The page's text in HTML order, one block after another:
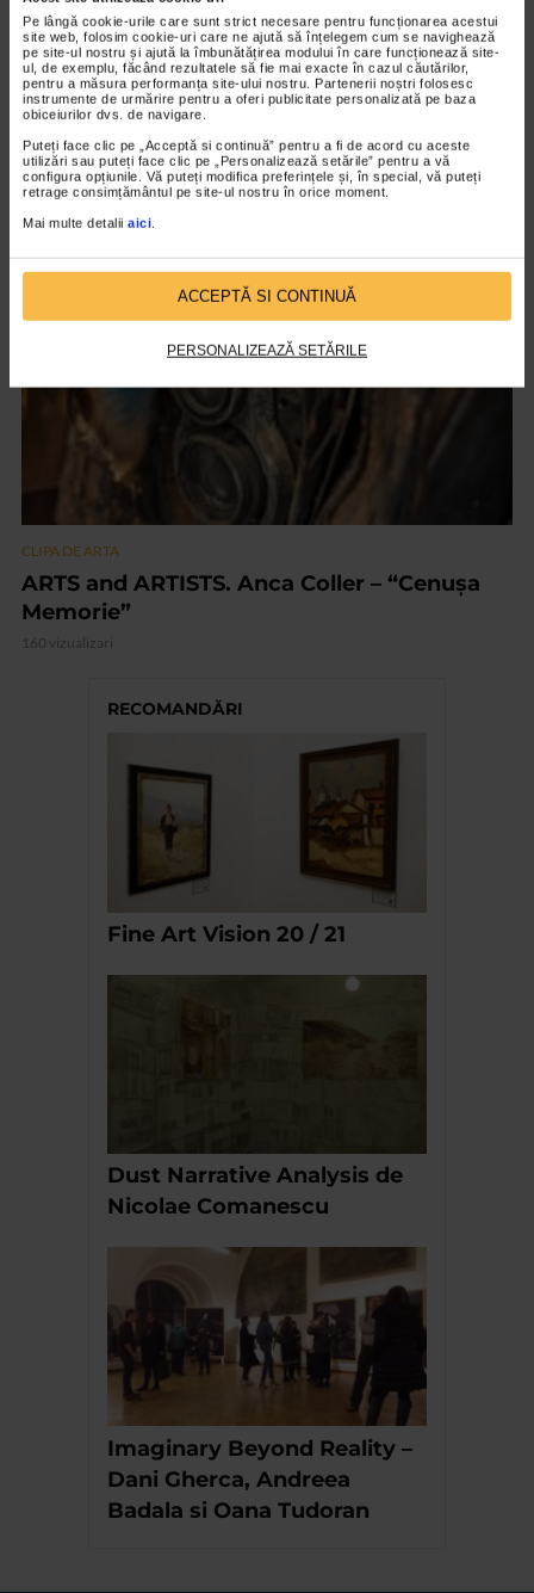
Pe lângă cookie-urile care sunt strict necesare pentru funcționarea acestui
site web, folosim cookie-uri care ne ajută să înțelegem cum se navighează
pe site-ul nostru și ajută la îmbunătățirea modului în care funcționează site-
ul, de exemplu, făcând rezultatele să fie mai exacte în cazul căutărilor,
pentru a măsura performanța site-ului nostru. Partenerii noștri folosesc
instrumente de urmărire pentru a oferi publicitate personalizată pe baza
obiceiurilor dvs. de navigare.
Puteți face clic pe „Acceptă si continuă” pentru a fi de acord cu aceste
utilizări sau puteți face clic pe „Personalizează setările” pentru a vă
configura opțiunile. Vă puteți modifica preferințele și, în special, vă puteți
retrage consimțământul pe site-ul nostru în orice moment.
Mai multe detalii aici.
ACCEPTĂ SI CONTINUĂ
PERSONALIZEAZĂ SETĂRILE
CLIPA DE ARTA
Nicolae Tonitza – Pictor al copiilor
VIDEO
CLIPA DE ARTA
ARTS and ARTISTS. Anca Coller – “Cenușa
Memorie”
160 vizualizari
RECOMANDĂRI
Fine Art Vision 20 / 21
Dust Narrative Analysis de
Nicolae Comanescu
Imaginary Beyond Reality –
Dani Gherca, Andreea
Badala si Oana Tudoran